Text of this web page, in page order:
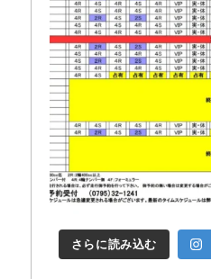
さらに読み込む